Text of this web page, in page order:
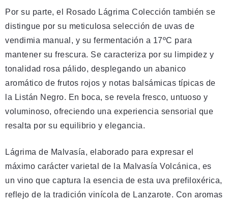
Por su parte, el Rosado Lágrima Colección también se
distingue por su meticulosa selección de uvas de
vendimia manual, y su fermentación a 17ºC para
mantener su frescura. Se caracteriza por su limpidez y
tonalidad rosa pálido, desplegando un abanico
aromático de frutos rojos y notas balsámicas típicas de
la Listán Negro. En boca, se revela fresco, untuoso y
voluminoso, ofreciendo una experiencia sensorial que
resalta por su equilibrio y elegancia.
Lágrima de Malvasía, elaborado para expresar el
máximo carácter varietal de la Malvasía Volcánica, es
un vino que captura la esencia de esta uva prefiloxérica,
reflejo de la tradición vinícola de Lanzarote. Con aromas